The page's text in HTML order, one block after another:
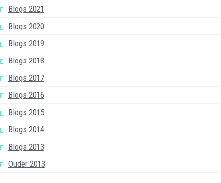
Blogs 2021
Blogs 2020
Blogs 2019
Blogs 2018
Blogs 2017
Blogs 2016
Blogs 2015
Blogs 2014
Blogs 2013
Ouder 2013